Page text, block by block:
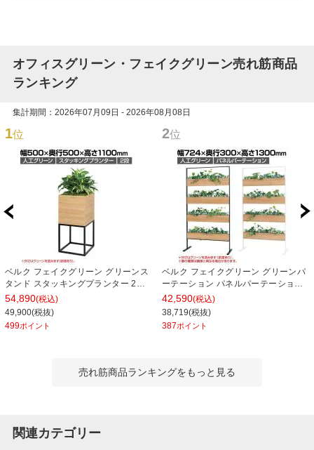
オフィスグリーン・フェイクグリーン売れ筋商品
ランキング
集計期間：2026年07月09日 - 2026年08月08日
1位
ベルク フェイクグリーン グリーンス
タンド スタッキングプランター 2段
タイプ BOXプランター アイアン風脚
人工 造花 GR2553 幅500×奥行500×
高さ1100mm
54,890(税込)
49,900(税抜)
499ポイント
2位
ベルク フェイクグリーン グリーンパ
ーテーション パネルパーテーション
ルーバータイプ 観葉植物 人口 幅
724×奥行300×高さ1300mm
42,590(税込)
38,719(税抜)
387ポイント
売れ筋商品ランキングをもっと見る
関連カテゴリー